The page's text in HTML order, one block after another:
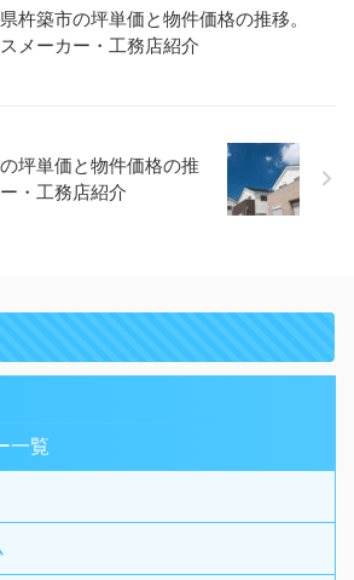
杵築市の坪単価と物件価格の推移。
メーカー・工務店紹介
坪単価と物件価格の推
・工務店紹介
一覧